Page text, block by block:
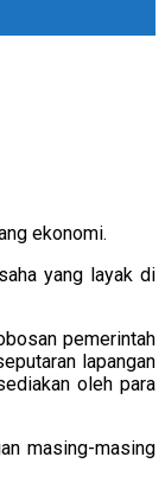
ekonomi.
yang layak di
pemerintah
lapangan
oleh para
masing-masing